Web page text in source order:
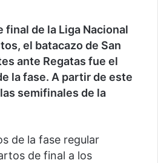
final de la Liga Nacional
el batacazo de San
ante Regatas fue el
la fase. A partir de este
semifinales de la
de la fase regular
de final a los